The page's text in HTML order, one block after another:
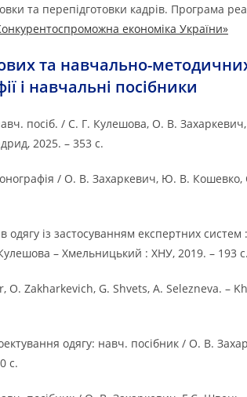
та перепідготовки кадрів. Програма
економіка України»
та навчально-
і навчальні посібники
посіб. / С. Г. Кулешова, О. В.
2025. – 353 с.
/ О. В. Захаркевич, Ю. В.
одягу із застосуванням експертних
– Хмельницький : ХНУ, 2019. – 193 с.
Zakharkevich, G. Shvets, A. Selezneva. –
одягу: навч. посібник / О. В.
с.